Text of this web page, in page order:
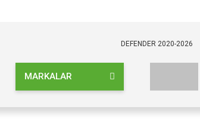
DEFENDER 2020-2026
MARKALAR